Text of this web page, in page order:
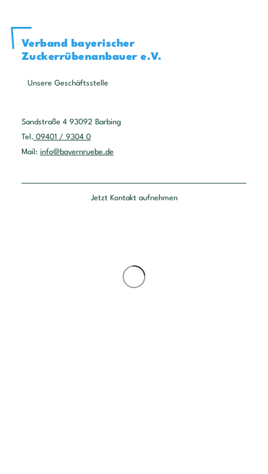
Verband bayerischer
Zuckerrübenanbauer e.V.
Unsere Geschäftsstelle
Sandstraße 4 93092 Barbing
Tel. 09401 / 9304 0
Mail: info@bayernruebe.de
Jetzt Kontakt aufnehmen